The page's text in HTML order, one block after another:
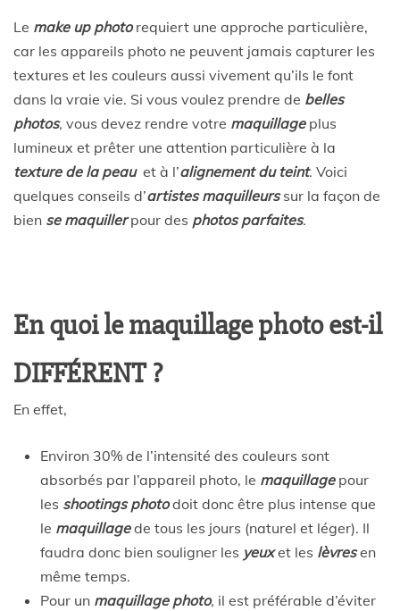
Le make up photorequiert une approche particulière,
car les appareils photo ne peuvent jamais capturer les
textures et les couleurs aussi vivement qu’ils le font
dans la vraie vie. Si vous voulez prendre de belles
photos, vous devez rendre votre maquillageplus
lumineux et prêter une attention particulière à la
texture de la peauet à l’alignement du teint. Voici
quelques conseils d’artistes maquilleurssur la façon de
bien se maquillerpour des photos parfaites.
En quoi le maquillage photo est-il
DIFFÉRENT ?
En effet,
Environ 30% de l’intensité des couleurs sont
absorbés par l’appareil photo, le maquillagepour
les shootings photodoit donc être plus intense que
le maquillagede tous les jours (naturel et léger). Il
faudra donc bien souligner les yeuxet les lèvresen
même temps.
Pour un maquillage photo, il est préférable d’éviter